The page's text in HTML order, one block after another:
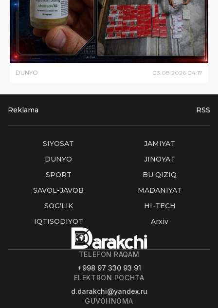
DUNYO 03.08.2026 04:17
Reklama RSS
SIYOSAT
JAMIYAT
DUNYO
JINOYAT
SPORT
BU QIZIQ
SAVOL-JAVOB
MADANIYAT
SOG'LIK
HI-TECH
IQTISODIYOT
Arxiv
TELEFON RAQAM
+998 97 330 93 91
ELEKTRON POCHTA
d.darakchi@yandex.ru
GUVOHNOMA